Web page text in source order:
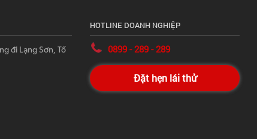
đi Lạng Sơn, Tổ
HOTLINE DOANH NGHIỆP
0899 - 289 - 289
Đặt hẹn lái thử